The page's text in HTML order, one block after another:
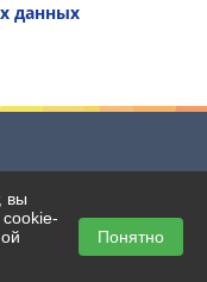
данных
вы
Понятно